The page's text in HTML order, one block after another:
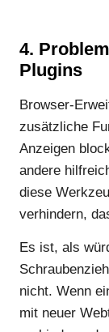
4.
Plugins
Browser-
zusätzliche
Anzeigen
andere
diese
verhindern,
Es ist, als
nicht. Wenn
mit neuer